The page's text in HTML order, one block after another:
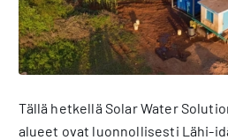
Tällä hetkellä Solar Water
alueet ovat luonnollisesti Lähi-